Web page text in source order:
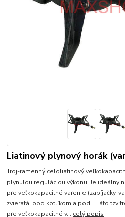
Liatinový plynový horák
Troj-ramenný celoliatinový
plynulou reguláciou výkonu. Je ideálny
pre veľkokapacitné varenie (zabíjačky,
zvieratá, pod kotlíkom a pod .. Táto tzv
pre veľkokapacitné v... celý popis